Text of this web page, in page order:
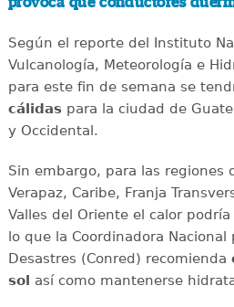
provoca que conductores
Según el reporte del Instituto
Vulcanología, Meteorología e
para este fin de semana se
cálidaspara la ciudad de
y Occidental.
Sin embargo, para las regiones
Verapaz, Caribe, Franja
Valles del Oriente el calor
lo que la Coordinadora Nacional
Desastres (Conred) recomienda
sol así como mantenerse